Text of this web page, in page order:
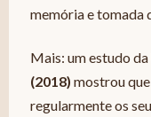
memória e tomada
Mais: um estudo da
(2018) mostrou
regularmente os